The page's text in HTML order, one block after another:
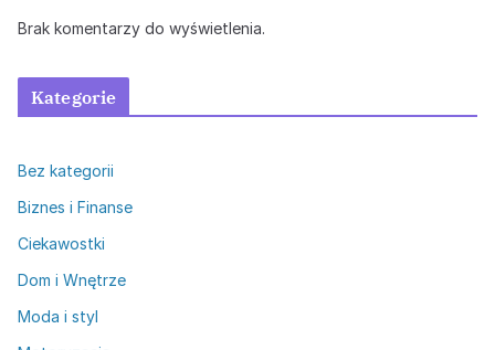
Brak komentarzy do wyświetlenia.
Kategorie
Bez kategorii
Biznes i Finanse
Ciekawostki
Dom i Wnętrze
Moda i styl